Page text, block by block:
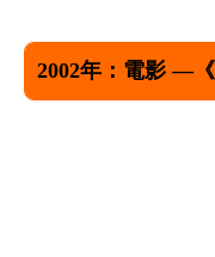
2002年：電影 —《